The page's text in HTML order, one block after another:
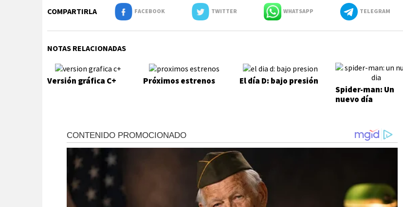
COMPARTIRLA FACEBOOK TWITTER WHATSAPP TELEGRAM
NOTAS RELACIONADAS
Versión gráfica C+ Próximos estrenos
El día D: bajo presión
Spider-man: Un
nuevo día